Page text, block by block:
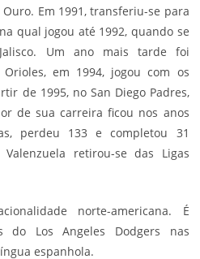
Em 1991, transferiu-se para
qual jogou até 1992, quando se
Um ano mais tarde foi
em 1994, jogou com os
de 1995, no San Diego Padres,
de sua carreira ficou nos anos
perdeu 133 e completou 31
Valenzuela retirou-se das Ligas
norte-americana. É
do Los Angeles Dodgers nas
espanhola.